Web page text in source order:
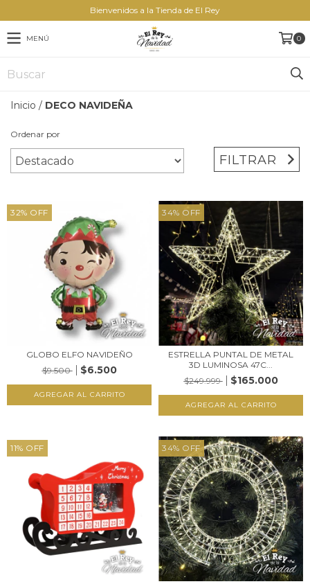
Bienvenidos a la Tienda de El Rey
MENÚ 0
Inicio / DECO NAVIDEÑA
Ordenar por
FILTRAR
32% OFF
GLOBO ELFO NAVIDEÑO
$9.500
$6.500
34% OFF
ESTRELLA PUNTAL DE METAL
3D LUMINOSA 47C...
$249.999
$165.000
11% OFF 34% OFF